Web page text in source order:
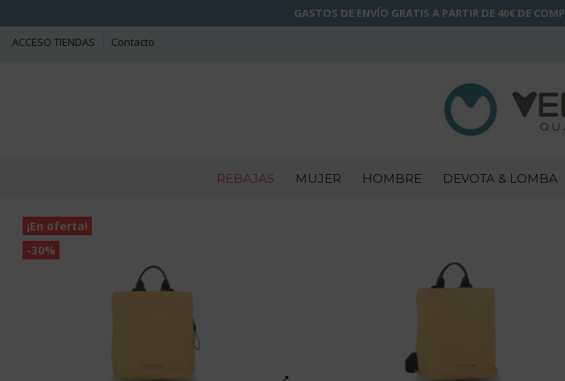
GASTOS DE ENVÍO GRATIS A PARTIR DE 40€ DE
ACCESO TIENDAS
Contacto
REBAJAS MUJER HOMBRE DEVOTA & LOMBA
¡En oferta!
-30%